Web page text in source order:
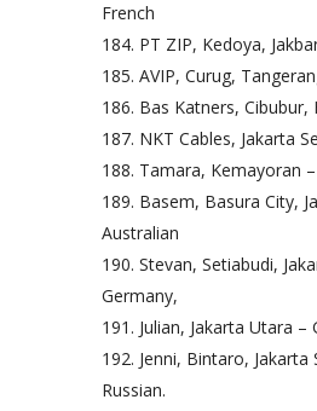
French
PT ZIP, Kedoya,
AVIP, Curug,
Bas Katners, Cibubur,
NKT Cables, Jakarta
Tamara, Kemayoran –
Basem, Basura City,
Australian
Stevan, Setiabudi,
Germany,
Julian, Jakarta Utara –
Jenni, Bintaro, Jakarta
Russian.